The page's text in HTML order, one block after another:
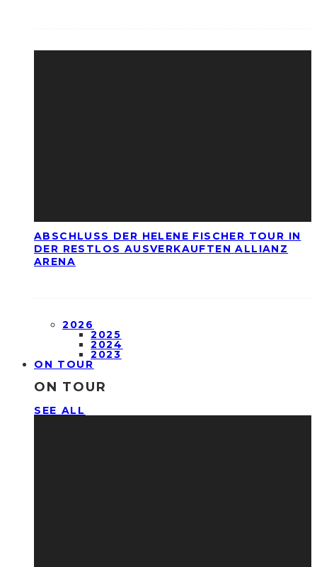
ABSCHLUSS DER HELENE FISCHER TOUR IN
DER RESTLOS AUSVERKAUFTEN ALLIANZ
ARENA
2026
2025
2024
2023
ON TOUR
ON TOUR
SEE ALL